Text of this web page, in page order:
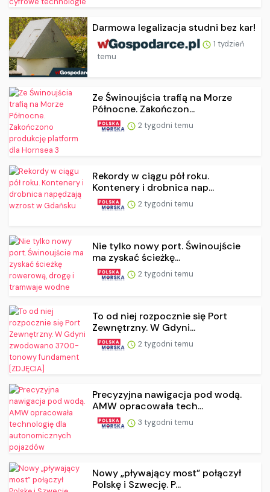
Darmowa legalizacja studni bez kar!
1 tydzień
temu
Ze Świnoujścia trafią na Morze
Północne. Zakończon...
2 tygodni temu
Rekordy w ciągu pół roku.
Kontenery i drobnica nap...
2 tygodni temu
Nie tylko nowy port. Świnoujście
ma zyskać ścieżkę...
2 tygodni temu
To od niej rozpocznie się Port
Zewnętrzny. W Gdyni...
2 tygodni temu
Precyzyjna nawigacja pod wodą.
AMW opracowała tech...
3 tygodni temu
Nowy „pływający most” połączył
Polskę i Szwecję. P...